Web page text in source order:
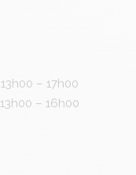
– 17h00
– 16h00